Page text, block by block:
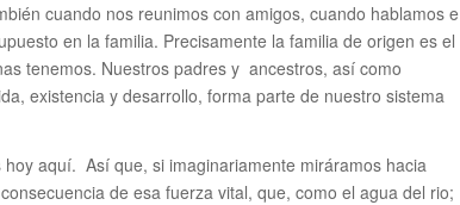
cuando nos reunimos con amigos, cuando hablamos e
en la familia. Precisamente la familia de origen es el
tenemos. Nuestros padres y ancestros, así como
existencia y desarrollo, forma parte de nuestro sistema
aquí. Así que, si imaginariamente miráramos hacia
de esa fuerza vital, que, como el agua del rio;